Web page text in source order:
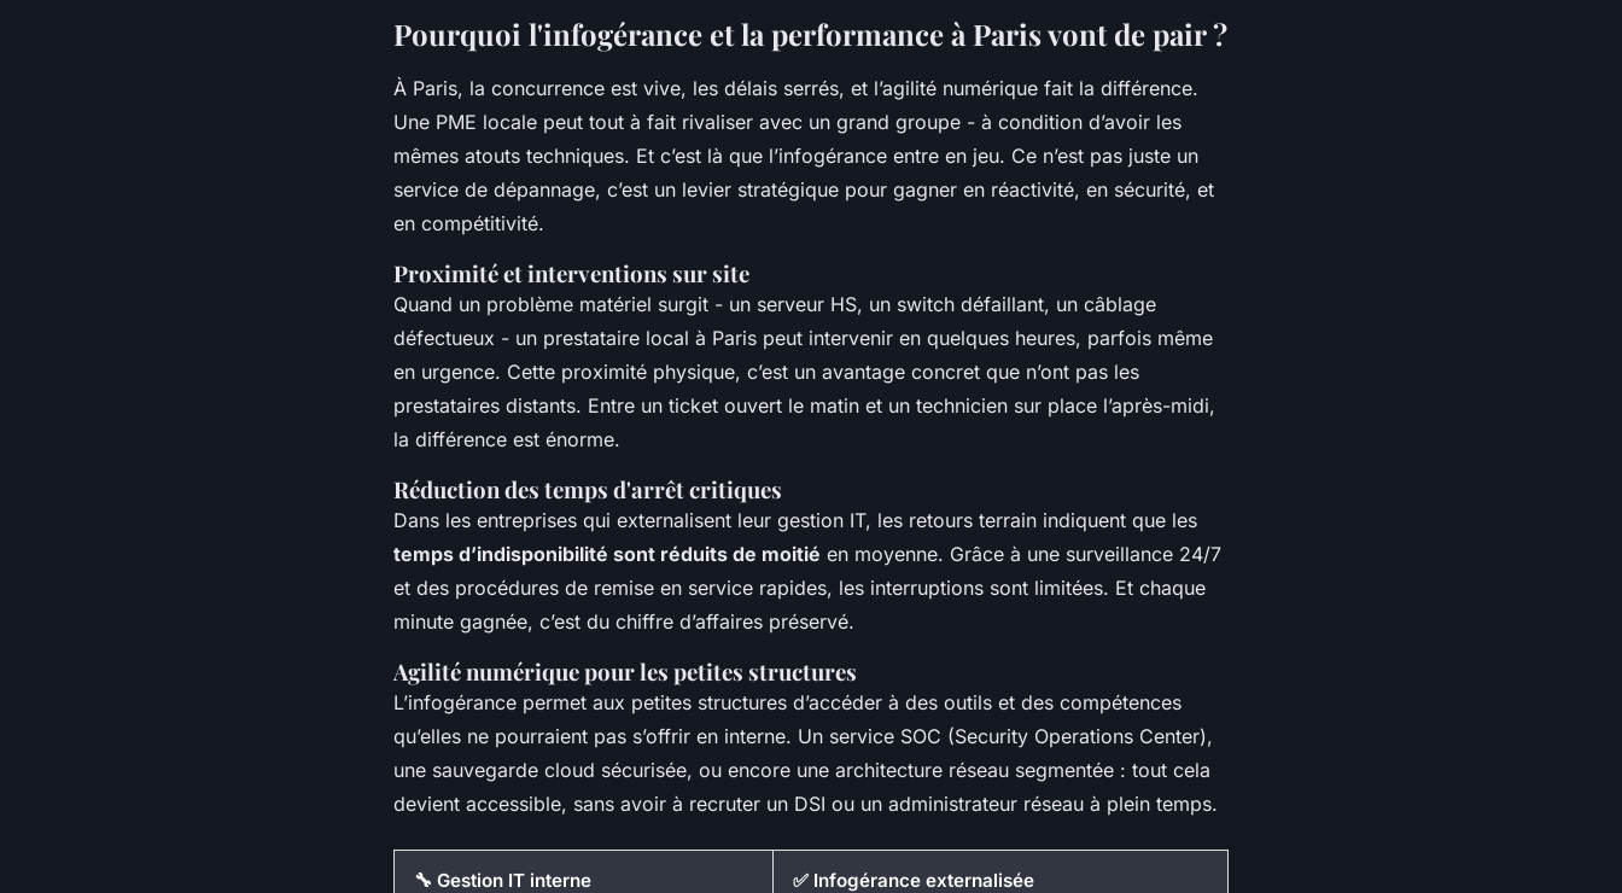
Pourquoi l'infogérance et la performance à Paris vont de pair ?
À Paris, la concurrence est vive, les délais serrés, et l’agilité numérique fait la différence.
Une PME locale peut tout à fait rivaliser avec un grand groupe - à condition d’avoir les
mêmes atouts techniques. Et c’est là que l’infogérance entre en jeu. Ce n’est pas juste un
service de dépannage, c’est un levier stratégique pour gagner en réactivité, en sécurité, et
en compétitivité.
Proximité et interventions sur site
Quand un problème matériel surgit - un serveur HS, un switch défaillant, un câblage
défectueux - un prestataire local à Paris peut intervenir en quelques heures, parfois même
en urgence. Cette proximité physique, c’est un avantage concret que n’ont pas les
prestataires distants. Entre un ticket ouvert le matin et un technicien sur place l’après-midi,
la différence est énorme.
Réduction des temps d'arrêt critiques
Dans les entreprises qui externalisent leur gestion IT, les retours terrain indiquent que les
temps d’indisponibilité sont réduits de moitié en moyenne. Grâce à une surveillance 24/7
et des procédures de remise en service rapides, les interruptions sont limitées. Et chaque
minute gagnée, c’est du chiffre d’affaires préservé.
Agilité numérique pour les petites structures
L’infogérance permet aux petites structures d’accéder à des outils et des compétences
qu’elles ne pourraient pas s’offrir en interne. Un service SOC (Security Operations Center),
une sauvegarde cloud sécurisée, ou encore une architecture réseau segmentée : tout cela
devient accessible, sans avoir à recruter un DSI ou un administrateur réseau à plein temps.
🔧 Gestion IT interne ✅ Infogérance externalisée